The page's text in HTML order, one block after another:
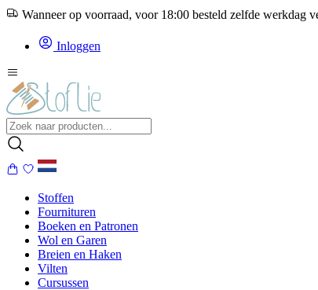
Wanneer op voorraad, voor 18:00 besteld zelfde werkdag
Inloggen
Stoffen
Fournituren
Boeken en Patronen
Wol en Garen
Breien en Haken
Vilten
Cursussen